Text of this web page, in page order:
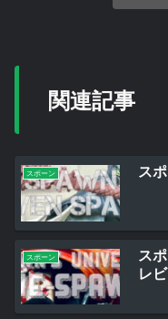
関連記事
スポーン ス
スポーン
ス
レ